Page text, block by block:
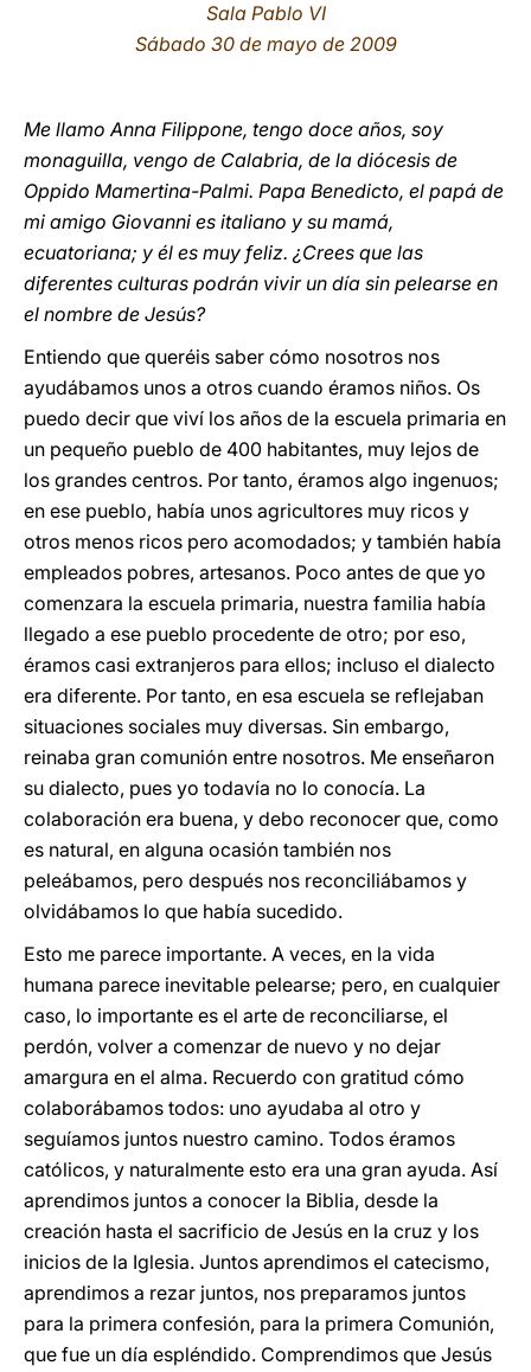
Sala Pablo VI
Sábado 30 de mayo de 2009
Me llamo Anna Filippone, tengo doce años, soy
monaguilla, vengo de Calabria, de la diócesis de
Oppido Mamertina-Palmi. Papa Benedicto, el papá de
mi amigo Giovanni es italiano y su mamá,
ecuatoriana; y él es muy feliz. ¿Crees que las
diferentes culturas podrán vivir un día sin pelearse en
el nombre de Jesús?
Entiendo que queréis saber cómo nosotros nos
ayudábamos unos a otros cuando éramos niños. Os
puedo decir que viví los años de la escuela primaria en
un pequeño pueblo de 400 habitantes, muy lejos de
los grandes centros. Por tanto, éramos algo ingenuos;
en ese pueblo, había unos agricultores muy ricos y
otros menos ricos pero acomodados; y también había
empleados pobres, artesanos. Poco antes de que yo
comenzara la escuela primaria, nuestra familia había
llegado a ese pueblo procedente de otro; por eso,
éramos casi extranjeros para ellos; incluso el dialecto
era diferente. Por tanto, en esa escuela se reflejaban
situaciones sociales muy diversas. Sin embargo,
reinaba gran comunión entre nosotros. Me enseñaron
su dialecto, pues yo todavía no lo conocía. La
colaboración era buena, y debo reconocer que, como
es natural, en alguna ocasión también nos
peleábamos, pero después nos reconciliábamos y
olvidábamos lo que había sucedido.
Esto me parece importante. A veces, en la vida
humana parece inevitable pelearse; pero, en cualquier
caso, lo importante es el arte de reconciliarse, el
perdón, volver a comenzar de nuevo y no dejar
amargura en el alma. Recuerdo con gratitud cómo
colaborábamos todos: uno ayudaba al otro y
seguíamos juntos nuestro camino. Todos éramos
católicos, y naturalmente esto era una gran ayuda. Así
aprendimos juntos a conocer la Biblia, desde la
creación hasta el sacrificio de Jesús en la cruz y los
inicios de la Iglesia. Juntos aprendimos el catecismo,
aprendimos a rezar juntos, nos preparamos juntos
para la primera confesión, para la primera Comunión,
que fue un día espléndido. Comprendimos que Jesús